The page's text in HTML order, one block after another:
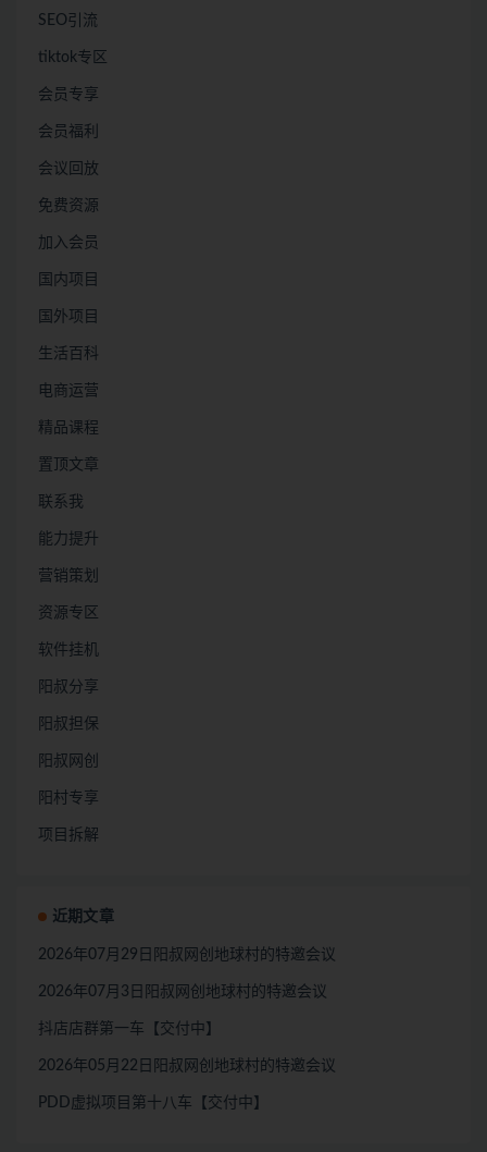
SEO引流
tiktok专区
会员专享
会员福利
会议回放
免费资源
加入会员
国内项目
国外项目
生活百科
电商运营
精品课程
置顶文章
联系我
能力提升
营销策划
资源专区
软件挂机
阳叔分享
阳叔担保
阳叔网创
阳村专享
项目拆解
近期文章
2026年07月29日阳叔网创地球村的特邀会议
2026年07月3日阳叔网创地球村的特邀会议
抖店店群第一车【交付中】
2026年05月22日阳叔网创地球村的特邀会议
PDD虚拟项目第十八车【交付中】